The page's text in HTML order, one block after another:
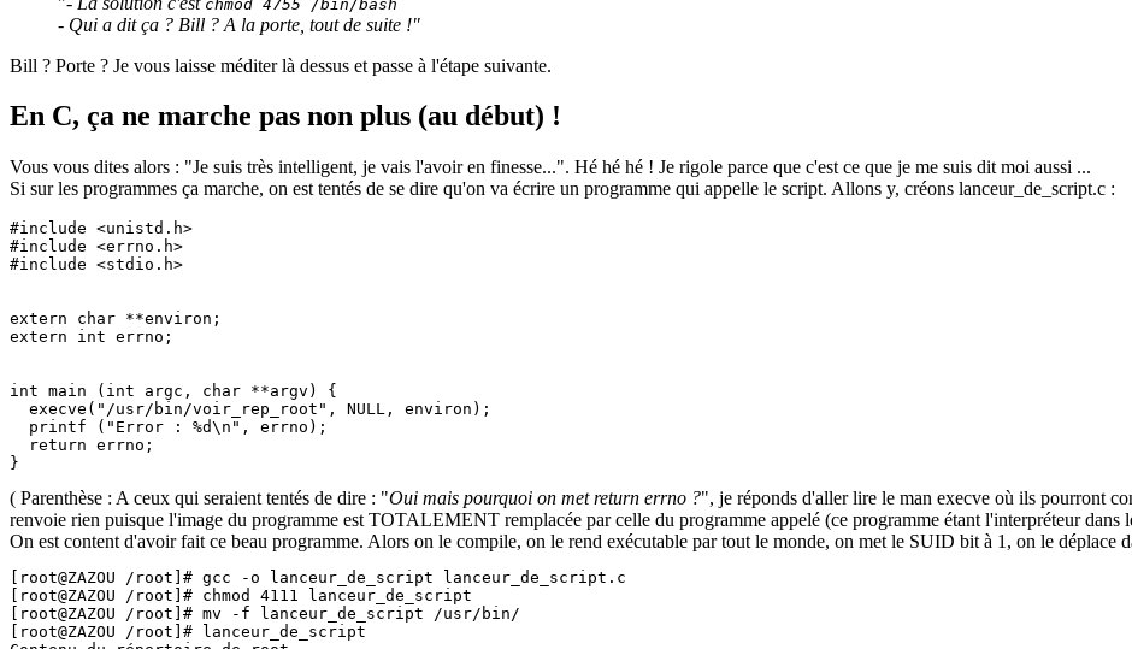
chmod 4755 /bin/bash
- Qui a dit ça ? Bill ? A la porte, tout de suite !"
Bill ? Porte ? Je vous laisse méditer là dessus et passe à l'étape suivante.
En C, ça ne marche pas non plus (au début) !
Vous vous dites alors : "Je suis très intelligent, je vais l'avoir en finesse...". Hé hé hé ! Je rigole parce que c'est ce que je me suis dit moi aussi ...
Si sur les programmes ça marche, on est tentés de se dire qu'on va écrire un programme qui appelle le script. Allons y, créons lanceur_de_script.c :
#include <unistd.h>
#include <errno.h>
#include <stdio.h>
extern char **environ;
extern int errno;
int main (int argc, char **argv) {
  execve("/usr/bin/voir_rep_root", NULL, environ);
  printf ("Error : %d\n", errno);
  return errno;
( Parenthèse : A ceux qui seraient tentés de dire : "Oui mais pourquoi on met return errno ?", je réponds d'aller lire le man execve où ils pourront
renvoie rien puisque l'image du programme est TOTALEMENT remplacée par celle du programme appelé (ce programme étant l'interpréteur dans
On est content d'avoir fait ce beau programme. Alors on le compile, on le rend exécutable par tout le monde, on met le SUID bit à 1, on le déplace
[root@ZAZOU /root]# gcc -o lanceur_de_script lanceur_de_script.c
[root@ZAZOU /root]# chmod 4111 lanceur_de_script
[root@ZAZOU /root]# mv -f lanceur_de_script /usr/bin/
[root@ZAZOU /root]# lanceur_de_script